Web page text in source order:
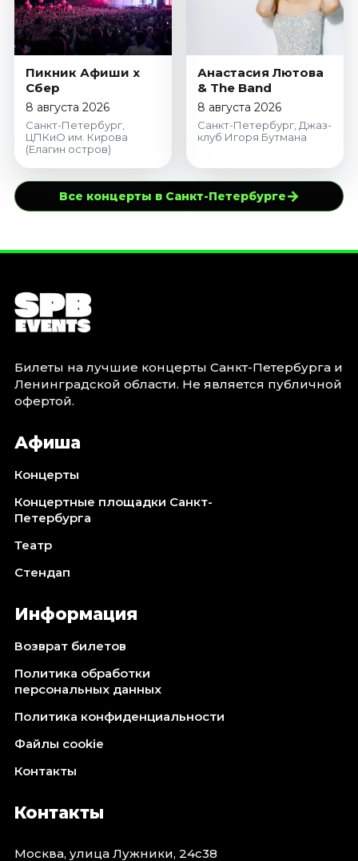
Пикник Афиши x
Сбер
8 августа 2026
Санкт-Петербург,
ЦПКиО им. Кирова
(Елагин остров)
Анастасия Лютова
& The Band
8 августа 2026
Санкт-Петербург, Джаз-
клуб Игоря Бутмана
Все концерты в Санкт-Петербурге→
Билеты на лучшие концерты Санкт-Петербурга и
Ленинградской области. Не является публичной
офертой.
Афиша
Концерты
Концертные площадки Санкт-
Петербурга
Театр
Стендап
Информация
Возврат билетов
Политика обработки
персональных данных
Политика конфиденциальности
Файлы cookie
Контакты
Контакты
Москва, улица Лужники, 24с38